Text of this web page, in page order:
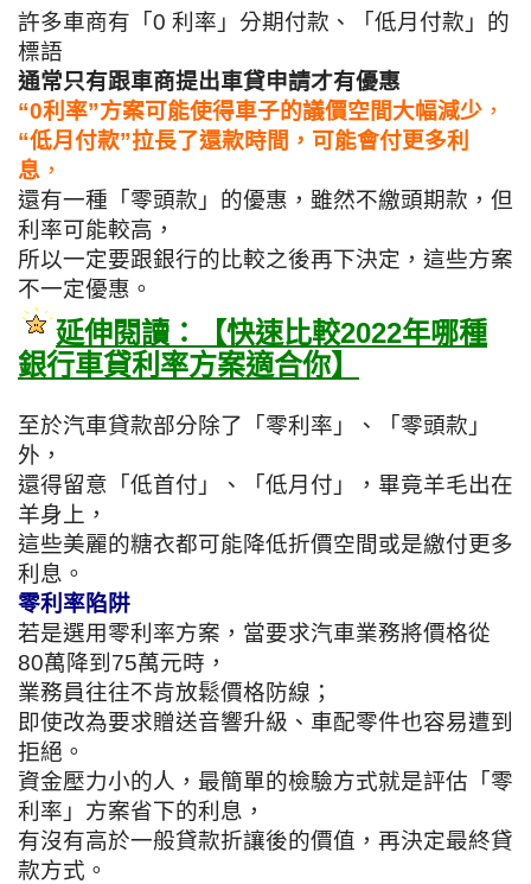
許多車商有「0 利率」分期付款、「低月付款」的
標語
通常只有跟車商提出車貸申請才有優惠
“0利率”方案可能使得車子的議價空間大幅減少 ，
“低月付款”拉長了還款時間， 可能會付更多利
息 ，
還有一種「零頭款」的優惠， 雖然不繳頭期款，但
利率可能較高，
所以一定要跟銀行的比較之後再下決定，這些方案
不一定優惠。
延伸閱讀：【快速比較2022年哪種
銀行車貸利率方案適合你】
至於汽車貸款部分除了「零利率」、「零頭款」
外，
還得留意「低首付」、「低月付」， 畢竟羊毛出在
羊身上，
這些美麗的糖衣都可能降低折價空間或是繳付更多
利息。
零利率陷阱
若是選用零利率方案，當要求汽車業務將價格從
80萬降到75萬元時，
業務員往往不肯放鬆價格防線；
即使改為要求贈送音響升級、 車配零件也容易遭到
拒絕。
資金壓力小的人， 最簡單的檢驗方式就是評估「零
利率」方案省下的利息，
有沒有高於一般貸款折讓後的價值，再決定最終貸
款方式。